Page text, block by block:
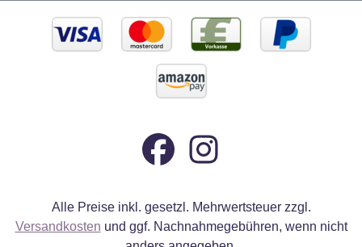
Alle Preise inkl. gesetzl. Mehrwertsteuer zzgl.
Versandkosten und ggf. Nachnahmegebühren, wenn nicht